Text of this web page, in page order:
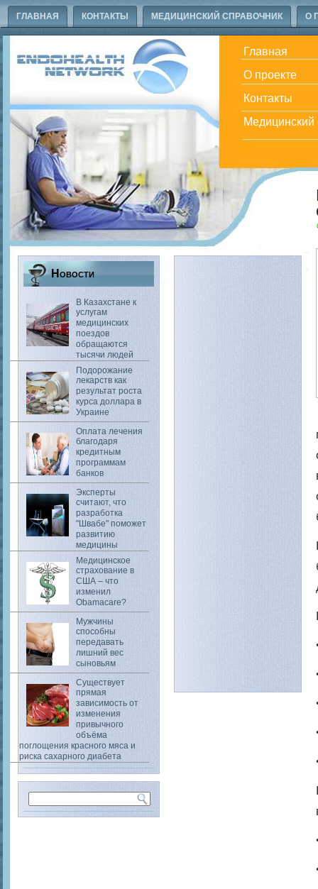
ГЛАВНАЯ КОНТАКТЫ МЕДИЦИНСКИЙ СПРАВОЧНИК О
Главная
О проекте
Контакты
Медицинский
Новости
В Казахстане к
услугам
медицинских
поездов
обращаются
тысячи людей
Подорожание
лекарств как
результат роста
курса доллара в
Украине
Оплата лечения
благодаря
кредитным
программам
банков
Эксперты
считают, что
разработка
"Швабе" поможет
развитию
медицины
Медицинское
страхование в
США – что
изменил
Obamacare?
Мужчины
способны
передавать
лишний вес
сыновьям
Существует
прямая
зависимость от
изменения
привычного
объёма
поглощения красного мяса и
риска сахарного диабета